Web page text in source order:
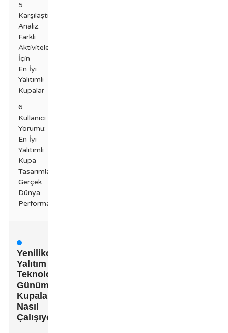
5
Karşılaştırmalı
Analiz:
Farklı
Aktiviteler
İçin
En İyi
Yalıtımlı
Kupalar
6
Kullanıcı
Yorumu:
En İyi
Yalıtımlı
Kupa
Tasarımlarının
Gerçek
Dünya
Performansı
Yenilikçi
Yalıtım
Teknolojisi:
Günümüz
Kupalarında
Nasıl
Çalışıyor?